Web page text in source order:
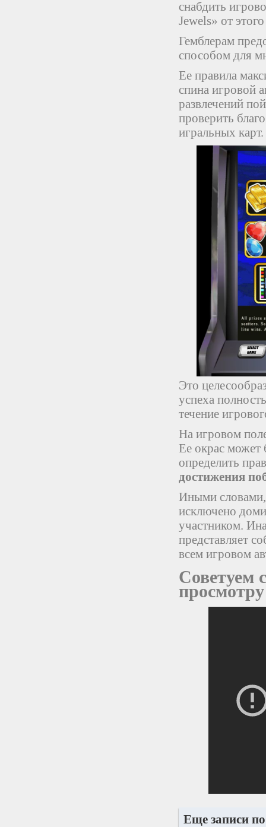
снабдить
Jewels» от
Гемблерам
способом для
Ее правила
спина игровой
развлечений
проверить
игральных карт.
Это
успеха
течение
На игровом
Ее окрас
определить
достижения
Иными словами,
исключено
участником.
представляет
всем игровом
Советуем
просмотру
Еще записи